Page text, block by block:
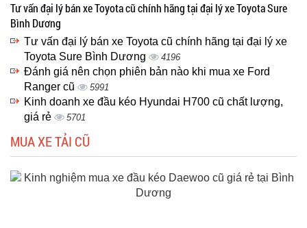
Tư vấn đại lý bán xe Toyota cũ chính hãng tại đại lý xe Toyota Sure
Bình Dương
Tư vấn đại lý bán xe Toyota cũ chính hãng tại đại lý xe
Toyota Sure Bình Dương
4196
Đánh giá nên chọn phiên bản nào khi mua xe Ford
Ranger cũ
5991
Kinh doanh xe đầu kéo Hyundai H700 cũ chất lượng,
giá rẻ
5701
MUA XE TẢI CŨ